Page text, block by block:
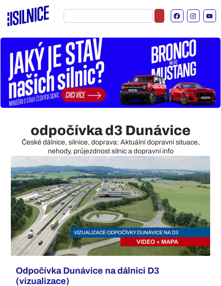
odpočívka d3 Dunávice
České dálnice, silnice, doprava: Aktuální dopravní situace,
nehody, průjezdnost silnic a dopravní info
Odpočívka Dunávice na dálnici D3
(vizualizace)